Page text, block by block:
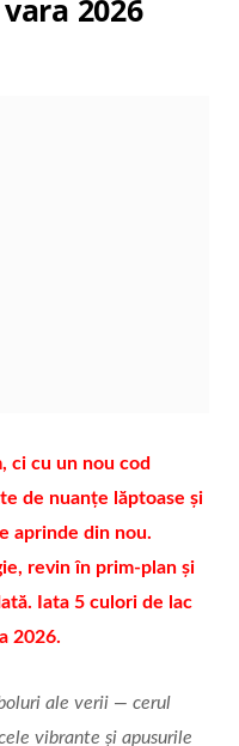
2026
ci cu un nou cod
de nuanțe lăptoase și
aprinde din nou.
revin în prim‑plan și
Iata 5 culori de lac
2026.
ale verii — cerul
vibrante și apusurile